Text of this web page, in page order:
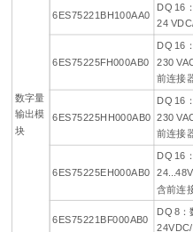
数字量
输出模
块
6ES75221BH100AA0
DQ 16
24
6ES75225FH000AB0
DQ 16
230
前连接
6ES75225HH000AB0
DQ 16
230
前连接
6ES75225EH000AB0
DQ 16
含前连
6ES75221BF000AB0
DQ 8